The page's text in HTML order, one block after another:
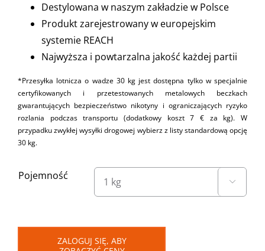
Destylowana w naszym zakładzie w Polsce
Produkt zarejestrowany w europejskim
systemie REACH
Najwyższa i powtarzalna jakość każdej partii
*Przesyłka lotnicza o wadze 30 kg jest dostępna tylko w specjalnie
certyfikowanych i przetestowanych metalowych beczkach
gwarantujących bezpieczeństwo nikotyny i ograniczających ryzyko
rozlania podczas transportu (dodatkowy koszt 7 € za kg). W
przypadku zwykłej wysyłki drogowej wybierz z listy standardową opcję
30 kg.
Pojemność 
ZALOGUJ SIĘ, ABY